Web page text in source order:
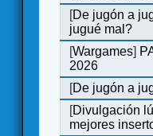
[De jugón a
jugué mal?
[Wargames]
2026
[De jugón a
[Divulgación
mejores